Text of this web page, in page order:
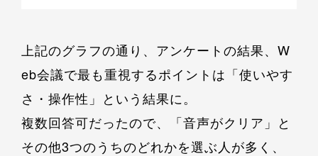
上記のグラフの通り、アンケートの結果、W
eb会議で最も重視するポイントは「使いやす
さ・操作性」という結果に。
複数回答可だったので、「音声がクリア」と
その他3つのうちのどれかを選ぶ人が多く、